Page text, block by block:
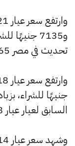
تحديث في مصر 365.
السابق لعيار عيار 18.